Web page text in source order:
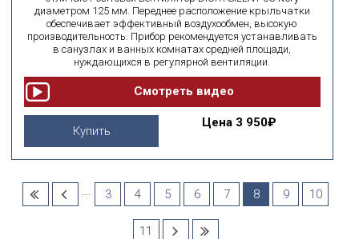
диаметром 125 мм. Переднее расположение крыльчатки
обеспечивает эффективный воздухообмен, высокую
производительность. Прибор рекомендуется устанавливать
в санузлах и ванных комнатах средней площади,
нуждающихся в регулярной вентиляции.
Купить
Цена 3 950₽
... 3 4 5 6 7 8 9 10
11